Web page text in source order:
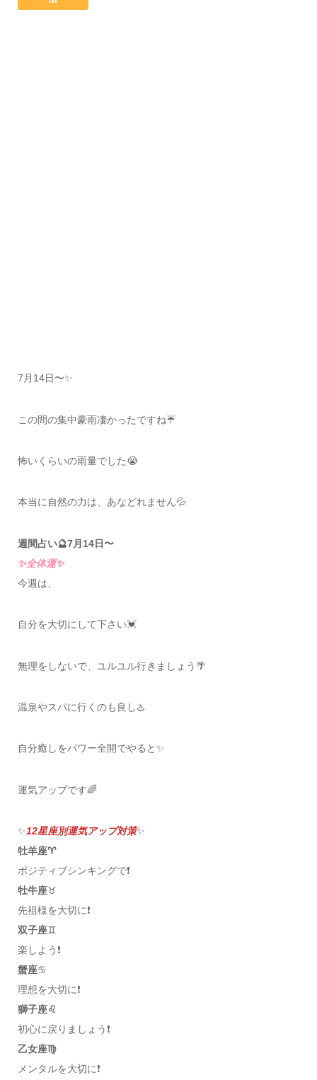
7月14日〜✨
この間の集中豪雨凄かったですね☔️
怖いくらいの雨量でした😭
本当に自然の力は、あなどれません💦
週間占い🔮7月14日〜
✨全体運✨
今週は、
自分を大切にして下さい💓
無理をしないで、ユルユル行きましょう🌴
温泉やスパに行くのも良し♨️
自分癒しをパワー全開でやると✨
運気アップです🌈
✨12星座別運気アップ対策✨
牡羊座♈️
ポジティブシンキングで❗️
牡牛座♉️
先祖様を大切に❗️
双子座♊️
楽しよう❗️
蟹座♋️
理想を大切に❗️
獅子座♌️
初心に戻りましょう❗️
乙女座♍️
メンタルを大切に❗️